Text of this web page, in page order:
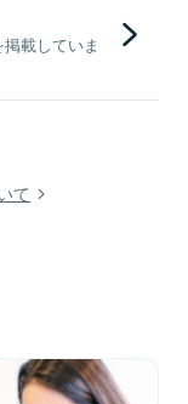
載していま
て